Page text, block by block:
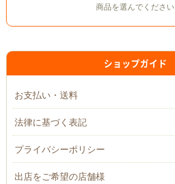
商品を選んでください
ショップガイド
お支払い・送料
法律に基づく表記
プライバシーポリシー
出店をご希望の店舗様